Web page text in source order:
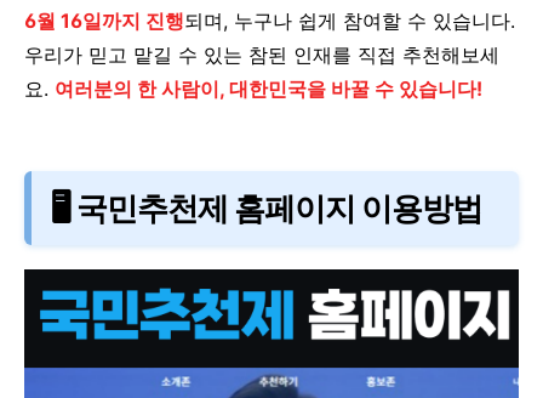
6월 16일까지 진행되며, 누구나 쉽게 참여할 수 있습니다.
우리가 믿고 맡길 수 있는 참된 인재를 직접 추천해보세
요. 여러분의 한 사람이, 대한민국을 바꿀 수 있습니다!
🖥️ 국민추천제 홈페이지 이용방법